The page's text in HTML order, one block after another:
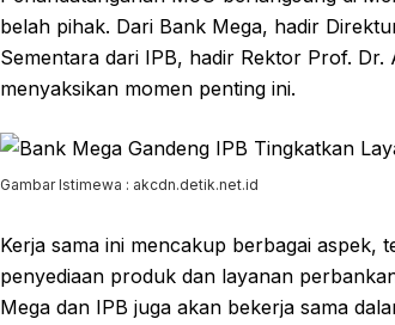
belah pihak. Dari Bank Mega, hadir
Sementara dari IPB, hadir Rektor Prof.
menyaksikan momen penting ini.
Gambar Istimewa : akcdn.detik.net.id
Kerja sama ini mencakup berbagai aspek,
penyediaan produk dan layanan
Mega dan IPB juga akan bekerja sama